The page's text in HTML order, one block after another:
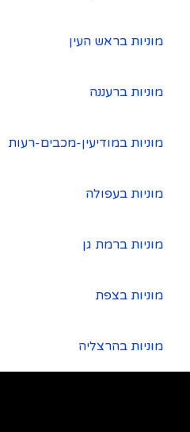
מוניות בראש העין
מוניות ברעננה
מוניות במודיעין-מכבים-רעות
מוניות בעפולה
מוניות ברמת גן
מוניות בצפת
מוניות בהרצליה